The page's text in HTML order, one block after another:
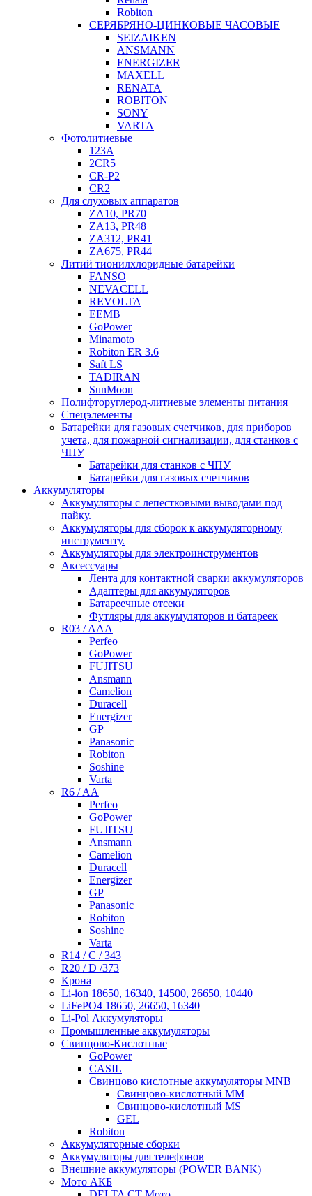
Robiton
СЕРЯБРЯНО-ЦИНКОВЫЕ ЧАСОВЫЕ
SEIZAIKEN
ANSMANN
ENERGIZER
MAXELL
RENATA
ROBITON
SONY
VARTA
Фотолитиевые
123A
2CR5
CR-P2
CR2
Для слуховых аппаратов
ZA10, PR70
ZA13, PR48
ZA312, PR41
ZA675, PR44
Литий тионилхлоридные батарейки
FANSO
NEVACELL
REVOLTA
EEMB
GoPower
Minamoto
Robiton ER 3.6
Saft LS
TADIRAN
SunMoon
Полифторуглерод-литиевые элементы питания
Спецэлементы
Батарейки для газовых счетчиков, для приборов
учета, для пожарной сигнализации, для станков с
ЧПУ
Батарейки для станков с ЧПУ
Батарейки для газовых счетчиков
Аккумуляторы
Аккумуляторы с лепестковыми выводами под
пайку.
Аккумуляторы для сборок к аккумуляторному
инструменту.
Аккумуляторы для электроинструментов
Аксессуары
Лента для контактной сварки аккумуляторов
Адаптеры для аккумуляторов
Батареечные отсеки
Футляры для аккумуляторов и батареек
R03 / AAA
Perfeo
GoPower
FUJITSU
Ansmann
Camelion
Duracell
Energizer
GP
Panasonic
Robiton
Soshine
Varta
R6 / AA
Perfeo
GoPower
FUJITSU
Ansmann
Camelion
Duracell
Energizer
GP
Panasonic
Robiton
Soshine
Varta
R14 / C / 343
R20 / D /373
Крона
Li-ion 18650, 16340, 14500, 26650, 10440
LiFePO4 18650, 26650, 16340
Li-Pol Аккумуляторы
Промышленные аккумуляторы
Свинцово-Кислотные
GoPower
CASIL
Свинцово кислотные аккумуляторы MNB
Cвинцово-кислотный MM
Cвинцово-кислотный MS
GEL
Robiton
Аккумуляторные сборки
Аккумуляторы для телефонов
Внешние аккумуляторы (POWER BANK)
Мото АКБ